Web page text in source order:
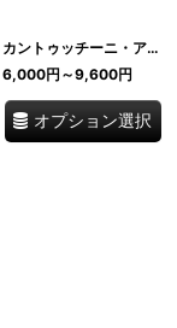
カントゥッチーニ・アル・チョコラート 250g トスカーナ伝統のカントゥッチ チョコレートチップ 直輸入 Antichi Dolci di Siena イタリア
6,000円 ～9,600円
オプション選択